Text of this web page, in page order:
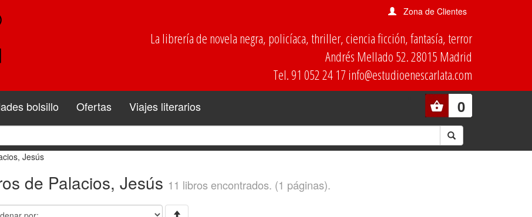
Zona de Clientes
La librería de novela negra, policíaca, thriller, ciencia ficción, fantasía, terror
Andrés Mellado 52. 28015 Madrid
Tel. 91 052 24 17 info@estudioenescarlata.com
0
bolsillo Ofertas Viajes literarios
Jesús
de Palacios, Jesús 11 libros encontrados. (1 páginas).